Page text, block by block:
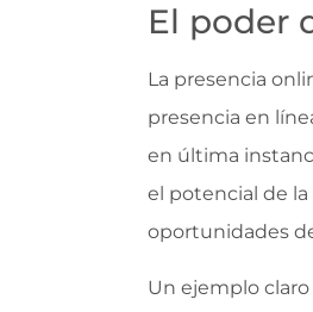
El poder
La presencia
presencia en
en última
el potencial de la
oportunidades
Un ejemplo